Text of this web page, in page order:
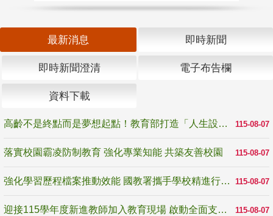
最新消息 即時新聞
即時新聞澄清 電子布告欄
資料下載
115-08-07
高齡不是終點而是夢想起點！教育部打造「人生設計夢工場」 參展第3屆高齡健康產業博覽會
115-08-07
落實校園霸凌防制教育 強化專業知能 共築友善校園
115-08-07
強化學習歷程檔案推動效能 國教署攜手學校精進行政與教學支持
115-08-07
迎接115學年度新進教師加入教育現場 啟動全面支持陪伴